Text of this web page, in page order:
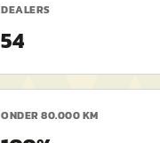
DEALERS
54
ONDER 80.000 KM